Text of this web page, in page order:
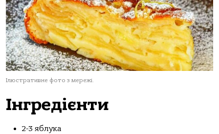
Ілюстративне фото з мережі.
Інгредієнти
2-3 яблука